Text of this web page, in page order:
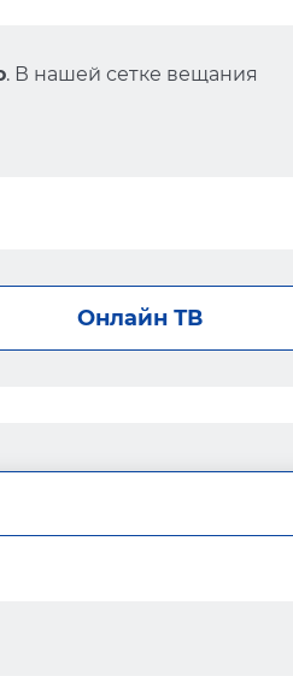
. В нашей сетке вещания
Онлайн ТВ